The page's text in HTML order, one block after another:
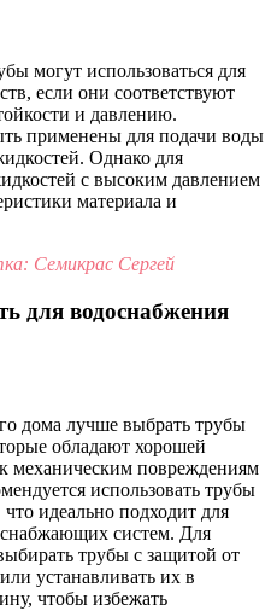
могут использоваться для
если они соответствуют
и давлению.
применены для подачи воды
Однако для
с высоким давлением
материала и
Семикрас Сергей
для водоснабжения
дома лучше выбрать трубы
обладают хорошей
механическим повреждениям
использовать трубы
идеально подходит для
систем. Для
трубы с защитой от
устанавливать их в
чтобы избежать